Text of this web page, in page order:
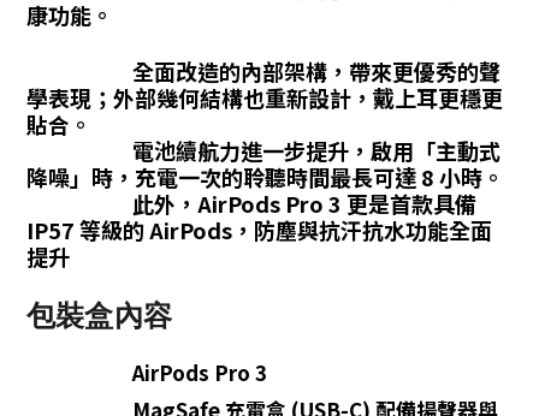
康功能。
全面改造的內部架構，帶來更優秀的聲
學表現；外部幾何結構也重新設計，戴上耳更穩更
貼合。
電池續航力進一步提升，啟用「主動式
降噪」時，充電一次的聆聽時間最長可達 8 小時 註
。
此外，AirPods Pro 3 更是首款具備
IP57 等級的 AirPods，防塵與抗汗抗水功能全面
提升
包裝盒內容
AirPods Pro 3
MagSafe 充電盒 (USB-C) 配備揚聲器與